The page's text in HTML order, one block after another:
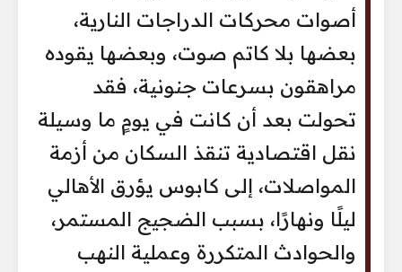
أصوات محركات الدراجات النارية،
بعضها بلا كاتم صوت، وبعضها يقوده
مراهقون بسرعات جنونية، فقد
تحولت بعد أن كانت في يومٍ ما وسيلة
نقل اقتصادية تنقذ السكان من أزمة
المواصلات، إلى كابوس يؤرق الأهالي
ليلًا ونهارًا، بسبب الضجيج المستمر،
والحوادث المتكررة وعملية النهب